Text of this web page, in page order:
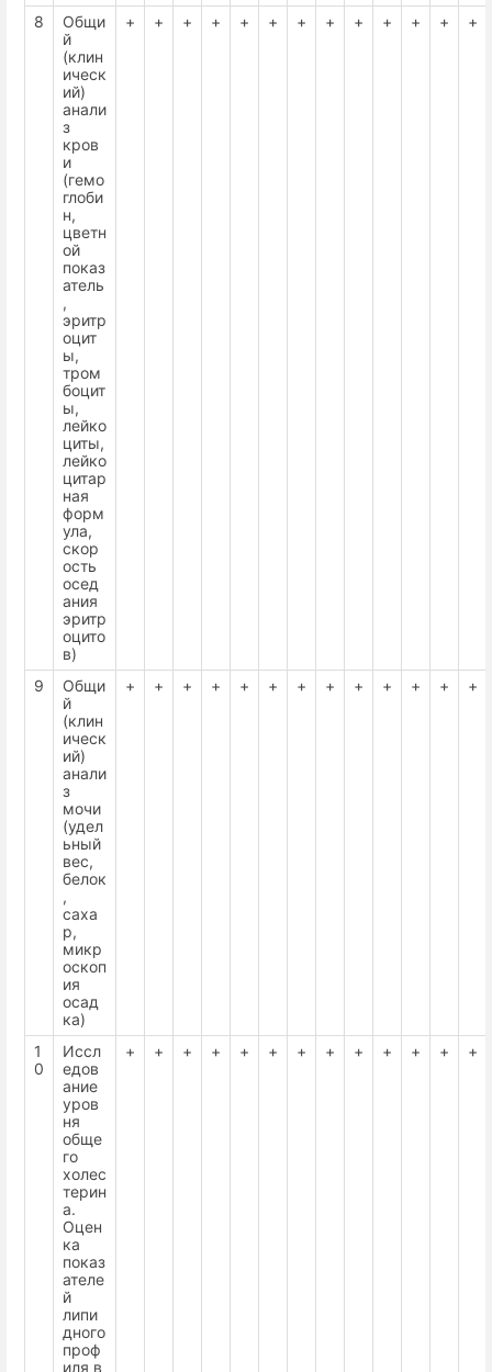
8
Общи
й
(клин
ическ
ий)
анали
з
кров
и
(гемо
глоби
н,
цветн
ой
показ
атель
,
эритр
оцит
ы,
тром
боцит
ы,
лейко
циты,
лейко
цитар
ная
форм
ула,
скор
ость
осед
ания
эритр
оцито
в)
+ + + + + + + + + + + + +
9
Общи
й
(клин
ическ
ий)
анали
з
мочи
(удел
ьный
вес,
белок
,
саха
р,
микр
оскоп
ия
осад
ка)
+ + + + + + + + + + + + +
1
0
Иссл
едов
ание
уров
ня
обще
го
холес
терин
а.
Оцен
ка
показ
ателе
й
липи
дного
проф
иля в
+ + + + + + + + + + + + +